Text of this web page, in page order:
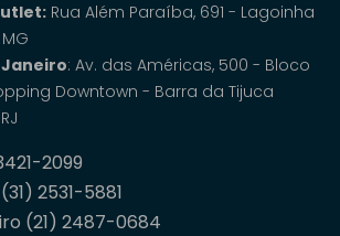
Rua Além Paraíba, 691 - Lagoinha
Janeiro: Av. das Américas, 500 - Bloco
Downtown - Barra da Tijuca
2099
2531-5881
(21) 2487-0684